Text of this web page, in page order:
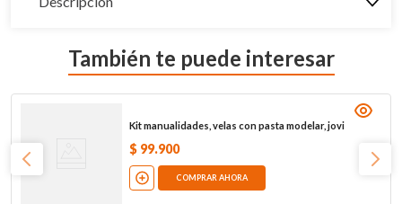
También te puede interesar
Kit manualidades, velas con pasta modelar, jovi
$ 99.900
COMPRAR AHORA